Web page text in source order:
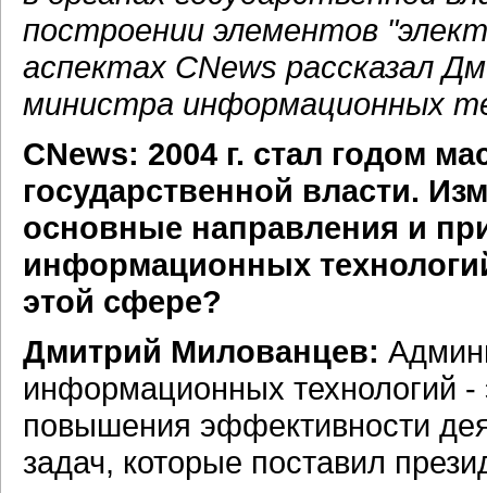
построении элементов
аспектах CNews рассказал
министра информационных
CNews: 2004 г. стал годом
государственной власти.
основные направления и
информационных
этой сфере?
Дмитрий Милованцев:
информационных технологий -
повышения эффективности
задач, которые поставил